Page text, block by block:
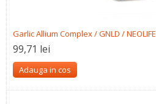
Garlic Allium Complex / GNLD / NEOLIFE
99,71 lei
Adauga in cos